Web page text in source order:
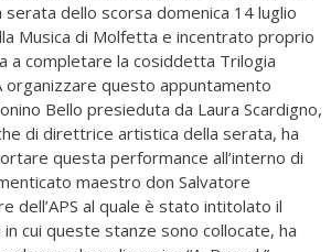
serata dello scorsa domenica 14 luglio
Musica di Molfetta e incentrato proprio
a completare la cosiddetta Trilogia
organizzare questo appuntamento
Bello presieduta da Laura Scardigno,
di direttrice artistica della serata, ha
questa performance all’interno di
maestro don Salvatore
dell’APS al quale è stato intitolato il
in cui queste stanze sono collocate, ha